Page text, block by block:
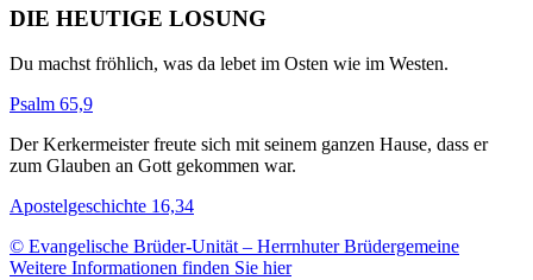
DIE HEUTIGE LOSUNG
Du machst fröhlich, was da lebet im Osten wie im Westen.
Psalm 65,9
Der Kerkermeister freute sich mit seinem ganzen Hause, dass er
zum Glauben an Gott gekommen war.
Apostelgeschichte 16,34
© Evangelische Brüder-Unität – Herrnhuter Brüdergemeine
Weitere Informationen finden Sie hier